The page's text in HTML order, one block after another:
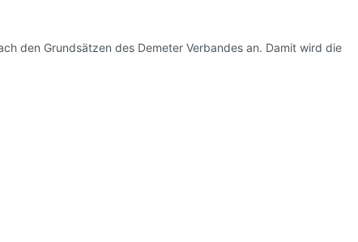
den Grundsätzen des Demeter Verbandes an. Damit wird die